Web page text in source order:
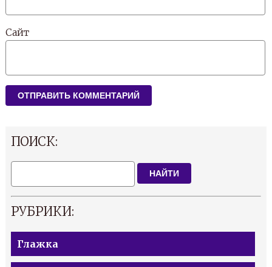
Сайт
ПОИСК:
НАЙТИ
РУБРИКИ:
Глажка